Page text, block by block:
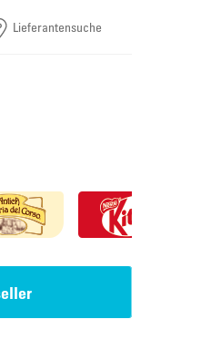
Lieferantensuche